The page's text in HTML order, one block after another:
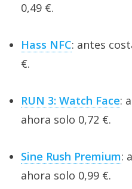
0,49 €.
Hass NFC: antes
€.
RUN 3: Watch Face:
ahora solo 0,72 €.
Sine Rush Premium:
ahora solo 0,99 €.